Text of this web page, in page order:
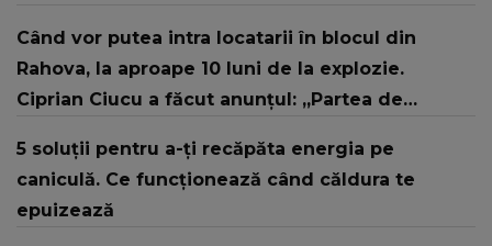
Când vor putea intra locatarii în blocul din
Rahova, la aproape 10 luni de la explozie.
Ciprian Ciucu a făcut anunțul: „Partea de
5 soluții pentru a-ți recăpăta energia pe
caniculă. Ce funcționează când căldura te
epuizează